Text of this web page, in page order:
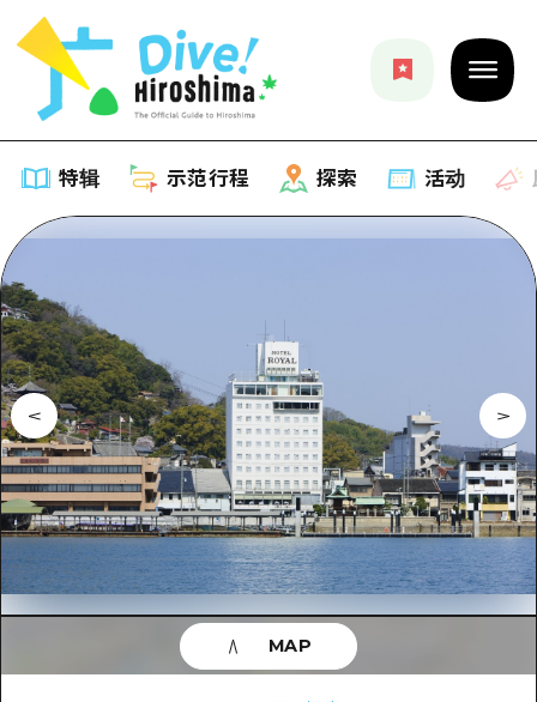
特辑 示范行程 探索 活动
推荐
艺术
活动·庙会
美食·酒水
骑自行车
购物
运动
示范行程
列表
Dive!Hiroshima官方向导
广岛随意旅行
广岛市内
安艺
答对了
探索
列表
广岛市内
安艺
答對了
美北
活动
应时信息
有用的信息
列表
MAP